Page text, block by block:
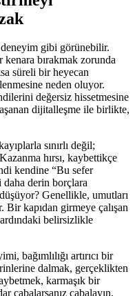
gibi görünebilir.
bırakmak zorunda
süreli bir heyecan
neden oluyor.
değersiz hissetmesine
dijitalleşme ile birlikte,
sınırlı değil;
hırsı, kaybettikçe
kendine “Bu sefer
daha derin borçlara
Genellikle, umutları
Bir kapıdan girmeye çalışan
belirsizlikle
bağımlılığı artırıcı bir
dalmak, gerçeklikten
karmaşık bir
çabalarsanız çabalayın,